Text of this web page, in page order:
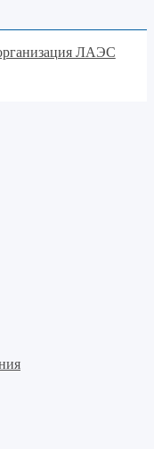
ЛАЭС